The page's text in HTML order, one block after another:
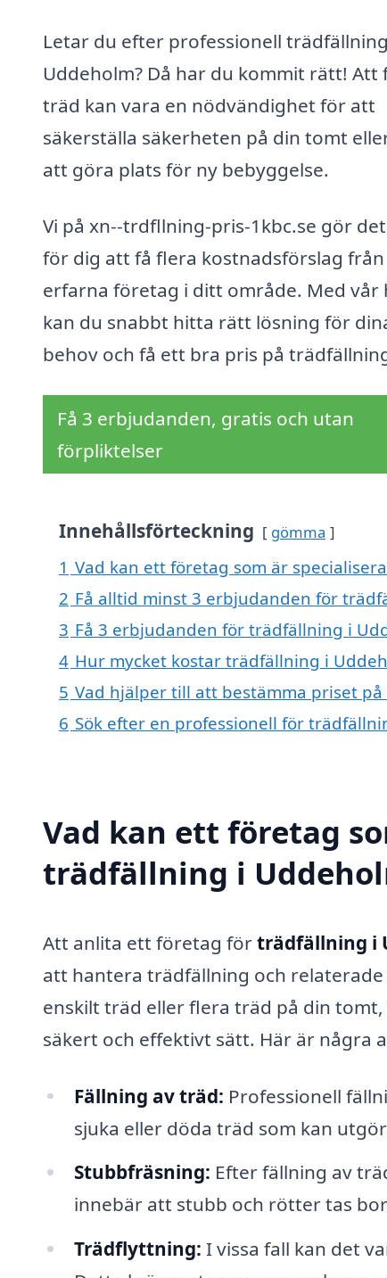
Letar du efter professionell
Uddeholm? Då har du kommit rätt! Att
träd kan vara en nödvändighet för att
säkerställa säkerheten på din tomt
att göra plats för ny bebyggelse.
Vi på xn--trdfllning-pris-1kbc.se gör
för dig att få flera kostnadsförslag från
erfarna företag i ditt område. Med vår
kan du snabbt hitta rätt lösning för
behov och få ett bra pris på
Få 3 erbjudanden, gratis och utan
förpliktelser
Innehållsförteckning gömma
1 Vad kan ett företag som är
2 Få alltid minst 3 erbjudanden för
3 Få 3 erbjudanden för trädfällning i
4 Hur mycket kostar trädfällning i
5 Vad hjälper till att bestämma priset
6 Sök efter en professionell för
Vad kan ett företag
trädfällning i
Att anlita ett företag förträdfällning i
att hantera trädfällning och
enskilt träd eller flera träd på din
säkert och effektivt sätt. Här är några
Fällning av träd: Professionell
sjuka eller döda träd som kan
Stubbfräsning: Efter fällning av
innebär att stubb och rötter tas
Trädflyttning: I vissa fall kan det